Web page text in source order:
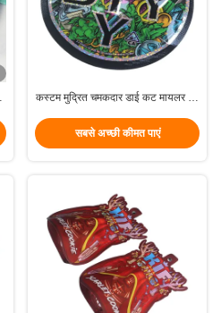
कस्टम मुद्रित चमकदार डाई कट मायलर बैग
सबसे अच्छी कीमत पाएं